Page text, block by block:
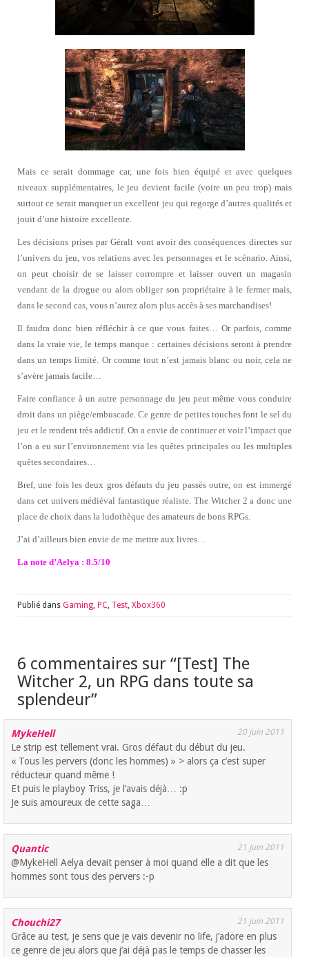
Mais ce serait dommage car, une fois bien équipé et avec quelques
niveaux supplémentaires, le jeu devient facile (voire un peu trop) mais
surtout ce serait manquer un excellent jeu qui regorge d’autres qualités et
jouit d’une histoire excellente.
Les décisions prises par Géralt vont avoir des conséquences directes sur
l’univers du jeu, vos relations avec les personnages et le scénario. Ainsi,
on peut choisir de se laisser corrompre et laisser ouvert un magasin
vendant de la drogue ou alors obliger son propriétaire à le fermer mais,
dans le second cas, vous n’aurez alors plus accès à ses marchandises!
Il faudra donc bien réfléchir à ce que vous faites… Or parfois, comme
dans la vraie vie, le temps manque : certaines décisions seront à prendre
dans un temps limité. Or comme tout n’est jamais blanc ou noir, cela ne
s’avère jamais facile…
Faire confiance à un autre personnage du jeu peut même vous conduire
droit dans un piège/embuscade. Ce genre de petites touches font le sel du
jeu et le rendent très addictif. On a envie de continuer et voir l’impact que
l’on a eu sur l’environnement via les quêtes principales ou les multiples
quêtes secondaires…
Bref, une fois les deux gros défauts du jeu passés outre, on est immergé
dans cet univers médiéval fantastique réaliste. The Witcher 2 a donc une
place de choix dans la ludothèque des amateurs de bons RPGs.
J’ai d’ailleurs bien envie de me mettre aux livres…
La note d’Aelya : 8.5/10
Publié dans Gaming, PC, Test, Xbox360
6 commentaires sur “[Test] The
Witcher 2, un RPG dans toute sa
splendeur”
MykeHell 20 juin 2011
Le strip est tellement vrai. Gros défaut du début du jeu.
« Tous les pervers (donc les hommes) » > alors ça c’est super
réducteur quand même !
Et puis le playboy Triss, je l’avais déjà… :p
Je suis amoureux de cette saga…
Quantic 21 juin 2011
@MykeHell Aelya devait penser à moi quand elle a dit que les
hommes sont tous des pervers :-p
Chouchi27 21 juin 2011
Grâce au test, je sens que je vais devenir no life, j’adore en plus
ce genre de jeu alors que j’ai déjà pas le temps de chasser les